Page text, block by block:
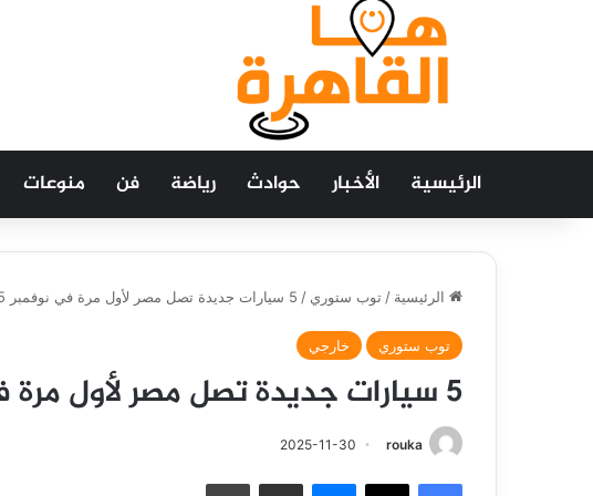
الرئيسية الأخبار حوادث رياضة فن منوعات
الرئيسية / توب ستوري / 5 سيارات جديدة تصل مصر لأول مرة في نوفمبر 2025
توب ستوري خارجي
5 سيارات جديدة تصل مصر لأول مرة في نوفمبر 2025
rouka
2025-11-30
فيسبوك ‫X ماسنجر مشاركة عبر البريد طباعة